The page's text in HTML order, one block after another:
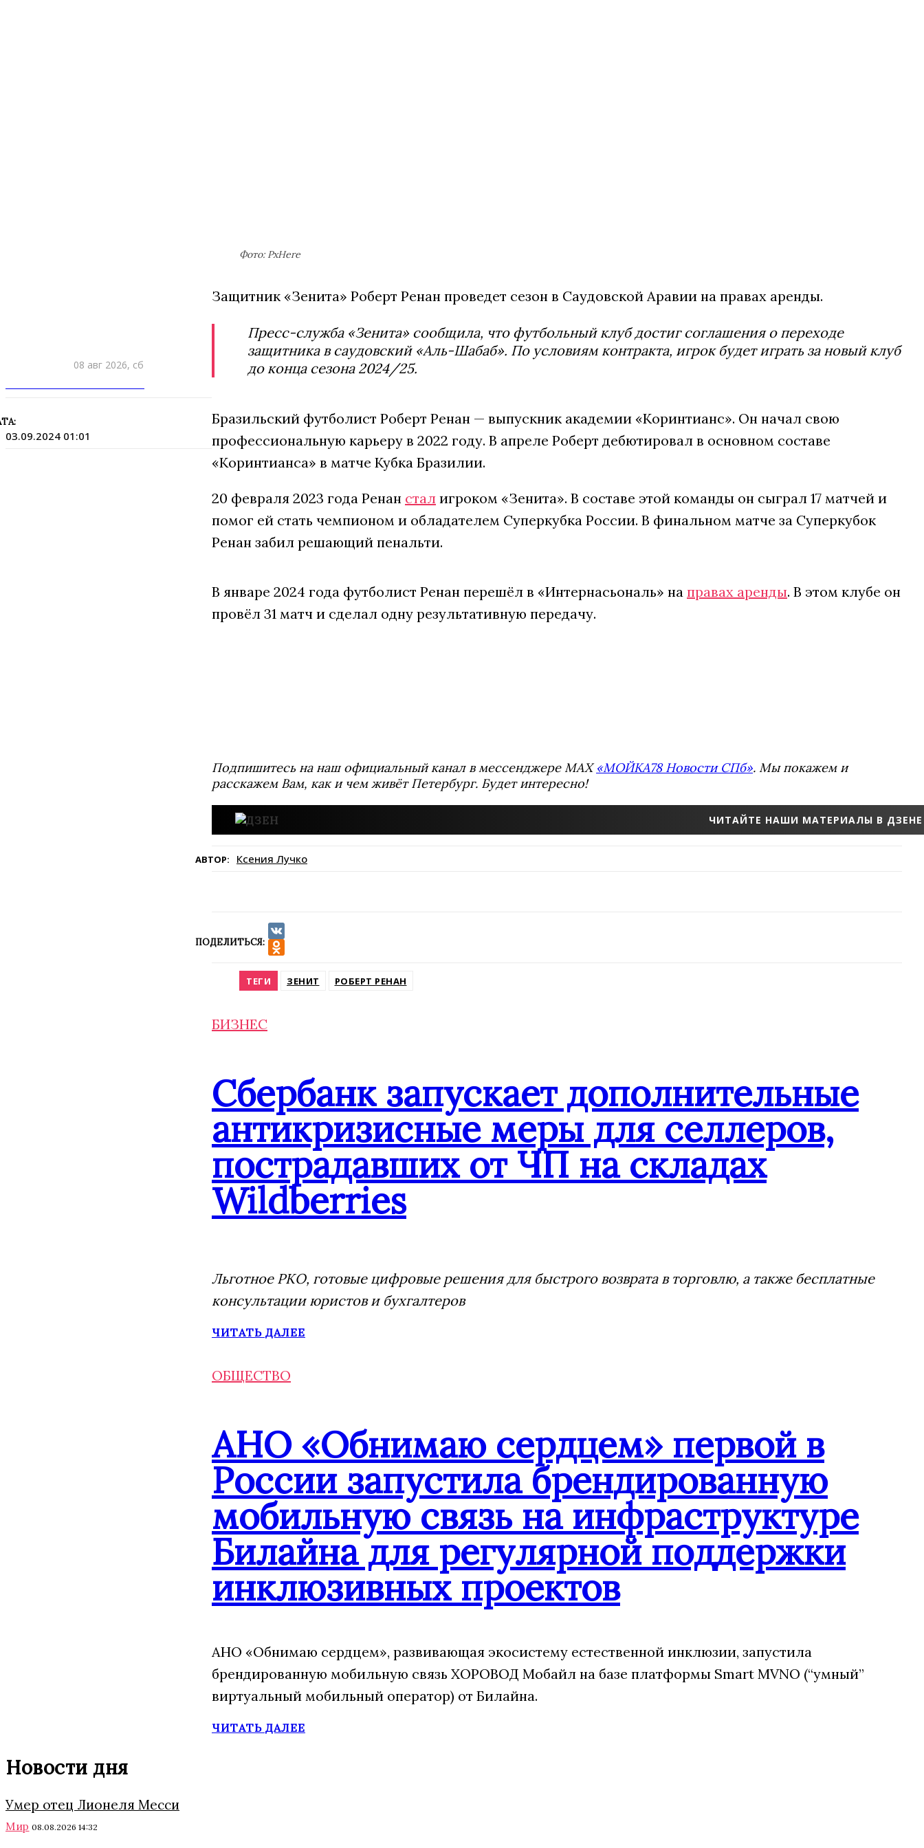
08 авг 2026, сб
03.09.2024 01:01
Фото: PxHere
Защитник «Зенита» Роберт Ренан проведет сезон в Саудовской Аравии на правах аренды.
Пресс-служба «Зенита» сообщила, что футбольный клуб достиг соглашения о переходе
защитника в саудовский «Аль-Шабаб». По условиям контракта, игрок будет играть за новый клуб
до конца сезона 2024/25.
Бразильский футболист Роберт Ренан — выпускник академии «Коринтианс». Он начал свою
профессиональную карьеру в 2022 году. В апреле Роберт дебютировал в основном составе
«Коринтианса» в матче Кубка Бразилии.
20 февраля 2023 года Ренан стал игроком «Зенита». В составе этой команды он сыграл 17 матчей и
помог ей стать чемпионом и обладателем Суперкубка России. В финальном матче за Суперкубок
Ренан забил решающий пенальти.
В январе 2024 года футболист Ренан перешёл в «Интернасьональ» на правах аренды. В этом клубе он
провёл 31 матч и сделал одну результативную передачу.
Подпишитесь на наш официальный канал в мессенджере MAX«МОЙКА78 Новости СПб». Мы покажем и
расскажем Вам, как и чем живёт Петербург. Будет интересно!
ЧИТАЙТЕ НАШИ МАТЕРИАЛЫ В ДЗЕНЕ
АВТОР: Ксения Лучко
ПОДЕЛИТЬСЯ:
VK
ТЕГИ ЗЕНИТ РОБЕРТ РЕНАН
БИЗНЕС
Сбербанк запускает дополнительные
антикризисные меры для селлеров,
пострадавших от ЧП на складах
Wildberries
Льготное РКО, готовые цифровые решения для быстрого возврата в торговлю, а также бесплатные
консультации юристов и бухгалтеров
ЧИТАТЬ ДАЛЕЕ
ОБЩЕСТВО
АНО «Обнимаю сердцем» первой в
России запустила брендированную
мобильную связь на инфраструктуре
Билайна для регулярной поддержки
инклюзивных проектов
АНО «Обнимаю сердцем», развивающая экосистему естественной инклюзии, запустила
брендированную мобильную связь ХОРОВОД Мобайл на базе платформы Smart MVNO (“умный”
виртуальный мобильный оператор) от Билайна.
ЧИТАТЬ ДАЛЕЕ
Новости дня
Умер отец Лионеля Месси
Мир 08.08.2026 14:32